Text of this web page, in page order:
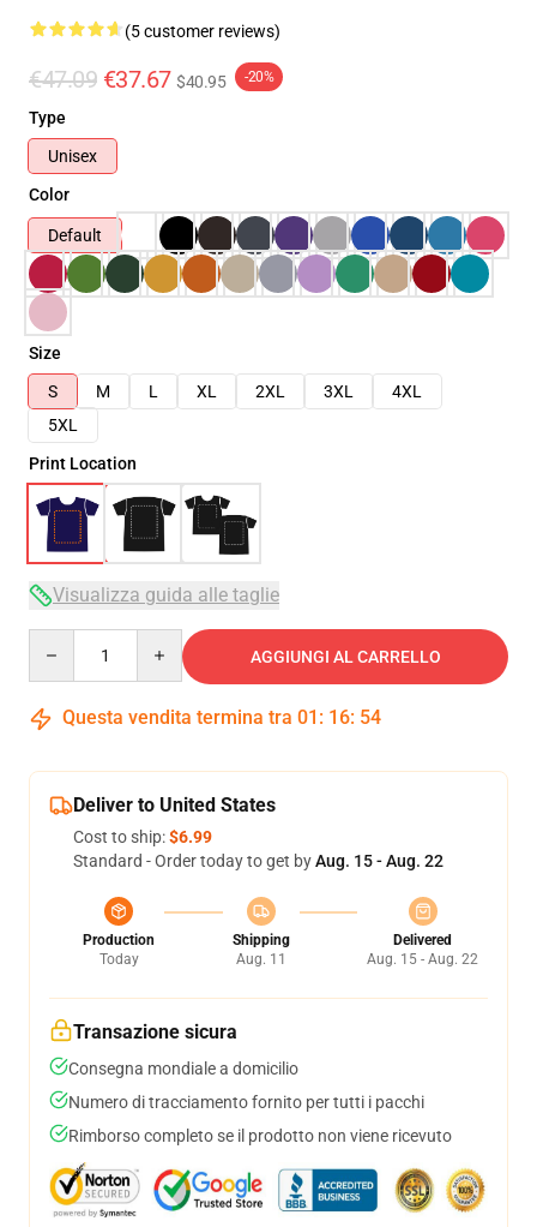
(5 customer reviews)
€47.09 €37.67 $40.95 -20%
Type
Unisex
Color
Default
Size
S
M L XL 2XL 3XL
4XL
5XL
Print Location
Visualizza guida alle taglie
AGGIUNGI AL CARRELLO
Questa vendita termina tra 01 : 16: 54
Deliver to United States
Cost to ship:$6.99
Standard - Order today to get byAug. 15 - Aug. 22
Production
Today
Shipping
Aug. 11
Delivered
Aug. 15 - Aug. 22
Transazione sicura
Consegna mondiale a domicilio
Numero di tracciamento fornito per tutti i pacchi
Rimborso completo se il prodotto non viene ricevuto